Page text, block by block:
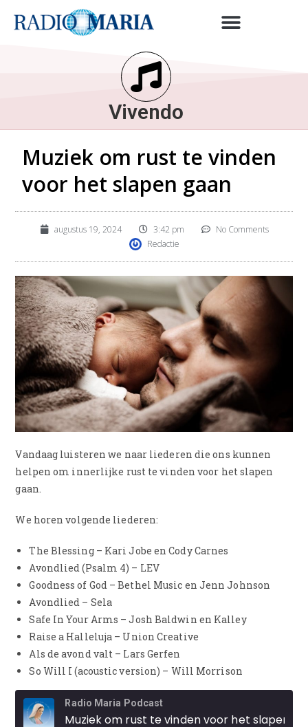
Vivendo
Muziek om rust te vinden
voor het slapen gaan
augustus 19, 2024 3:42 pm
No Comments
Redactie
Vandaag luisteren we naar liederen die ons kunnen
helpen om innerlijke rust te vinden voor het slapen
gaan.
We horen volgende liederen:
The Blessing – Kari Jobe en Cody Carnes
Avondlied (Psalm 4) – LEV
Goodness of God – Bethel Music en Jenn Johnson
Avondlied – Sela
Safe In Your Arms – Josh Baldwin en Kalley
Raise a Halleluja – Union Creative
Als de avond valt – Lars Gerfen
So Will I (acoustic version) – Will Morrison
Radio Maria Podcast